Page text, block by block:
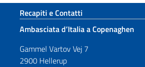
Sezione footer
Recapiti e Contatti
Ambasciata d’Italia a Copenaghen
Gammel Vartov Vej 7
2900 Hellerup